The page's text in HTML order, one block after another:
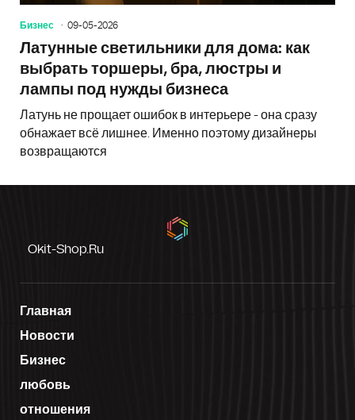
Бизнес 09-05-2026
Латунные светильники для дома: как
выбрать торшеры, бра, люстры и
лампы под нужды бизнеса
Латунь не прощает ошибок в интерьере - она сразу
обнажает всё лишнее. Именно поэтому дизайнеры
возвращаются
Okit-Shop.ru
Главная
Новости
Бизнес
любовь
отношения